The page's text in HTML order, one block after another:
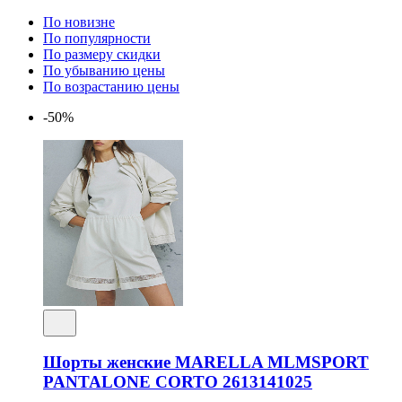
По новизне
По популярности
По размеру скидки
По убыванию цены
По возрастанию цены
-50%
Шорты женские MARELLA MLMSPORT
PANTALONE CORTO 2613141025